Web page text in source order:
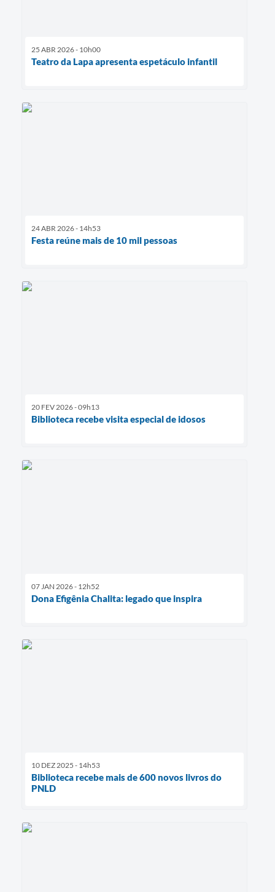
25 ABR 2026 - 10h00
Teatro da Lapa apresenta espetáculo infantil
24 ABR 2026 - 14h53
Festa reúne mais de 10 mil pessoas
20 FEV 2026 - 09h13
Biblioteca recebe visita especial de idosos
07 JAN 2026 - 12h52
Dona Efigênia Chalita: legado que inspira
10 DEZ 2025 - 14h53
Biblioteca recebe mais de 600 novos livros do
PNLD